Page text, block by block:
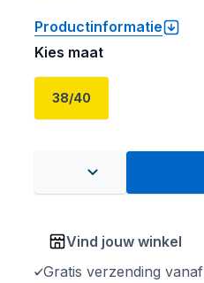
Productinformatie
Kies maat
38/40
Vind jouw winkel
Gratis verzending